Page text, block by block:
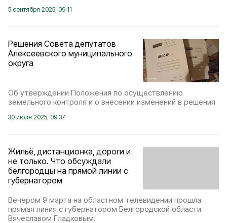
5 сентября 2025, 09:11
Решения Совета депутатов
Алексеевского муниципального
округа
Об утверждении Положения по осуществлению
земельного контроля и о внесении изменений в решения
30 июля 2025, 09:37
Жильё, дистанционка, дороги и
не только. Что обсуждали
белгородцы на прямой линии с
губернатором
Вечером 9 марта на областном телевидении прошла
прямая линия с губернатором Белгородской области
Вячеславом Гладковым.